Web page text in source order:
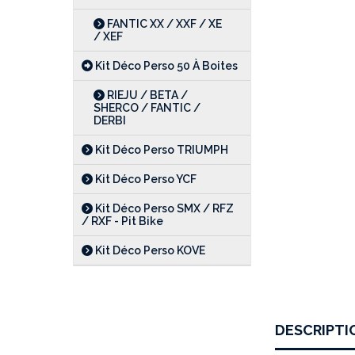
FANTIC XX / XXF / XE
/ XEF
Kit Déco Perso 50 À Boites
RIEJU / BETA /
SHERCO / FANTIC /
DERBI
Kit Déco Perso TRIUMPH
Kit Déco Perso YCF
Kit Déco Perso SMX / RFZ
/ RXF - Pit Bike
Kit Déco Perso KOVE